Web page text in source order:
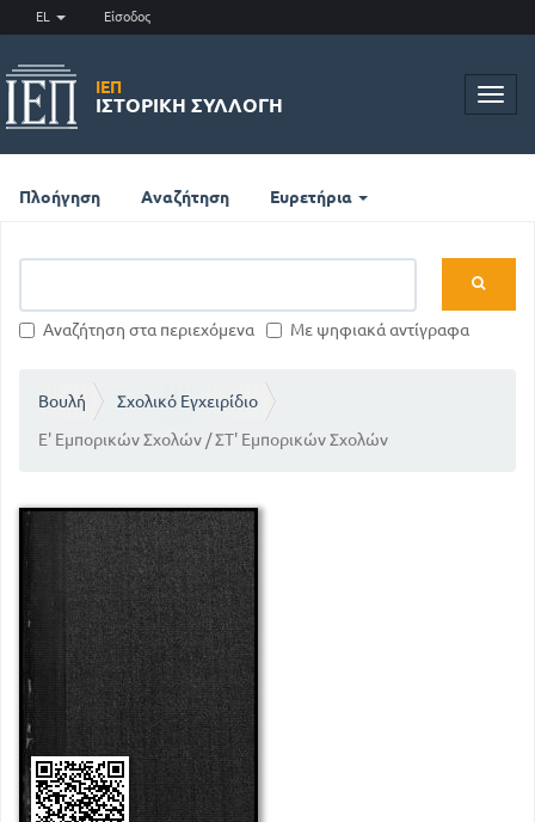
EL Είσοδος
ΙΕΠ
ΙΣΤΟΡΙΚΉ ΣΥΛΛΟΓΉ
Πλοήγηση Αναζήτηση Ευρετήρια
Αναζήτηση στα περιεχόμενα Με ψηφιακά αντίγραφα
Βουλή
Σχολικό Εγχειρίδιο
Ε' Εμπορικών Σχολών / ΣΤ' Εμπορικών Σχολών